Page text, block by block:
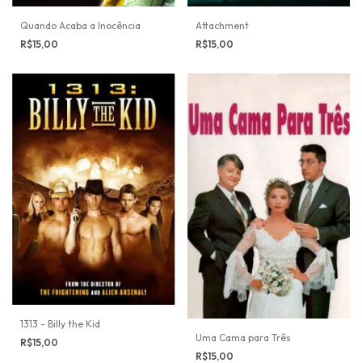
Quando Acaba a Inocência
R$15,00
Attachment
R$15,00
1313 - Billy the Kid
R$15,00
Uma Cama para Três
R$15,00